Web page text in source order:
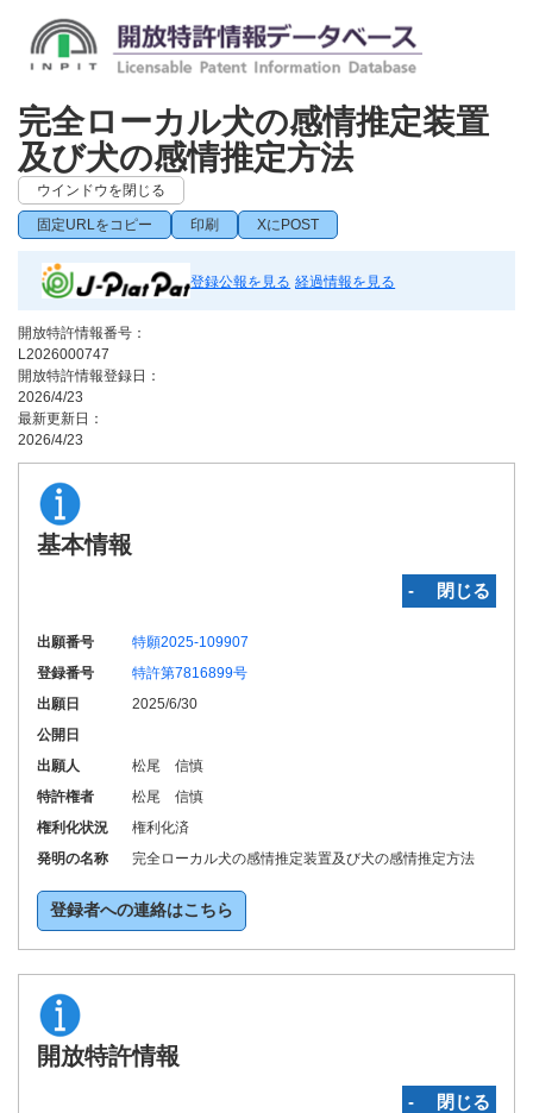
完全ローカル犬の感情推定装置
及び犬の感情推定方法
ウインドウを閉じる
固定URLをコピー 印刷 XにPOST
登録公報を見る 経過情報を見る
開放特許情報番号：
L2026000747
開放特許情報登録日：
2026/4/23
最新更新日：
2026/4/23
基本情報
‐ 閉じる
出願番号
特願2025-109907
登録番号
特許第7816899号
出願日
2025/6/30
公開日
出願人
松尾 信慎
特許権者
松尾 信慎
権利化状況
権利化済
発明の名称
完全ローカル犬の感情推定装置及び犬の感情推定方法
登録者への連絡はこちら
開放特許情報
‐ 閉じる